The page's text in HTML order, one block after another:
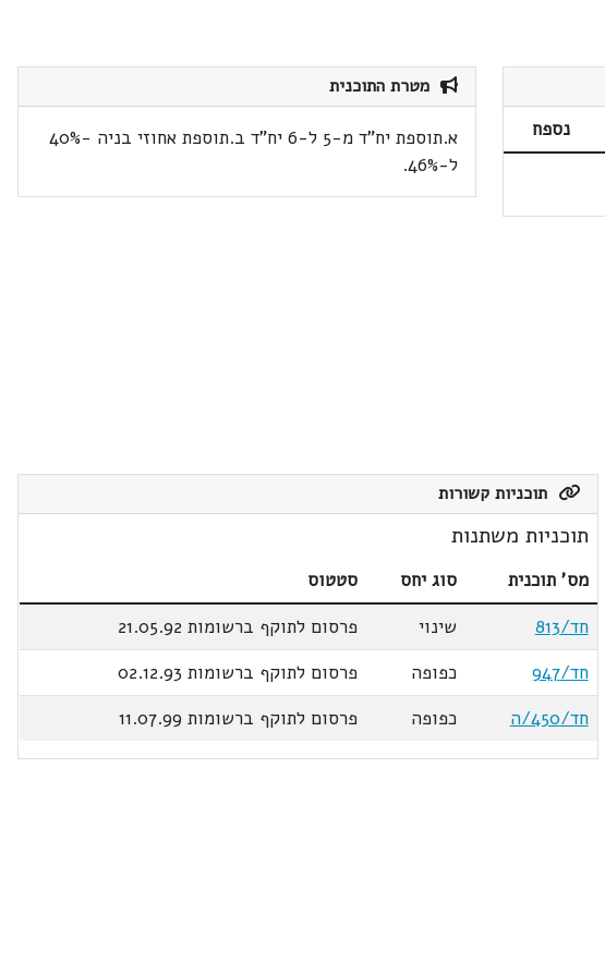
נספח
מטרת התוכנית
א.תוספת יח"ד מ-5 ל-6 יח"ד ב.תוספת אחוזי בניה -40%
ל-46%.
תוכניות קשורות
תוכניות משתנות
מס' תוכנית סוג יחס
סטטוס
חד/813
שינוי
פרסום לתוקף ברשומות 21.05.92
חד/947
כפופה
פרסום לתוקף ברשומות 02.12.93
חד/450/ה
כפופה פרסום לתוקף ברשומות 11.07.99